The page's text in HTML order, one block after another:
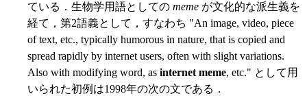
ている．生物学用語としての meme が文化的な派生義を
経て，第2語義として，すなわち "An image, video, piece
of text, etc., typically humorous in nature, that is copied and
spread rapidly by internet users, often with slight variations.
Also with modifying word, as internet meme, etc." として用
いられた初例は1998年の次の文である．